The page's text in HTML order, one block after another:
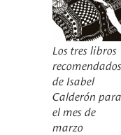
Los tres libros
recomendados
de Isabel
Calderón para
el mes de
marzo